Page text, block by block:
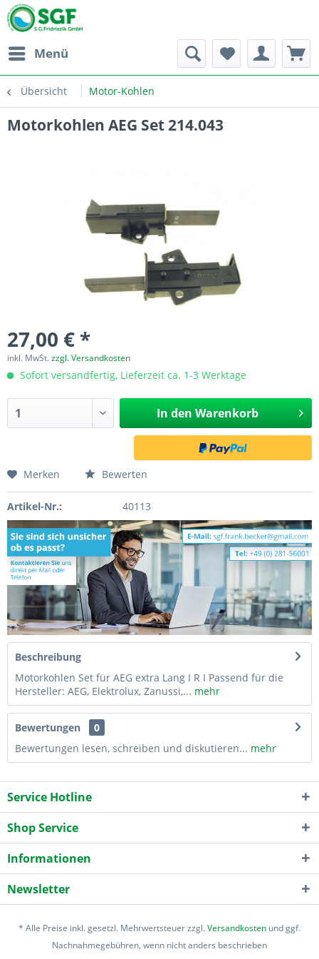
Menü
Übersicht Motor-Kohlen
Motorkohlen AEG Set 214.043
27,00 € *
inkl. MwSt.zzgl. Versandkosten
Sofort versandfertig, Lieferzeit ca. 1-3 Werktage
In den Warenkorb
Merken Bewerten
Artikel-Nr.: 40113
Beschreibung
Motorkohlen Set für AEG extra Lang I R I Passend für die
Hersteller: AEG, Elektrolux, Zanussi,... mehr
Bewertungen
0
Bewertungen lesen, schreiben und diskutieren... mehr
Service Hotline
Shop Service
Informationen
Newsletter
* Alle Preise inkl. gesetzl. Mehrwertsteuer zzgl.Versandkosten und ggf.
Nachnahmegebühren, wenn nicht anders beschrieben